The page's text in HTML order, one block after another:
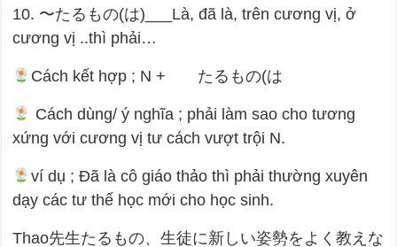
10. 〜たるもの(は)___Là, đã là, trên cương vị, ở
cương vị ..thì phải…
Cách kết hợp ; N + たるもの(は
Cách dùng/ ý nghĩa ; phải làm sao cho tương
xứng với cương vị tư cách vượt trội N.
ví dụ ; Đã là cô giáo thảo thì phải thường xuyên
dạy các tư thế học mới cho học sinh.
Thao先生たるもの、生徒に新しい姿勢をよく教えな